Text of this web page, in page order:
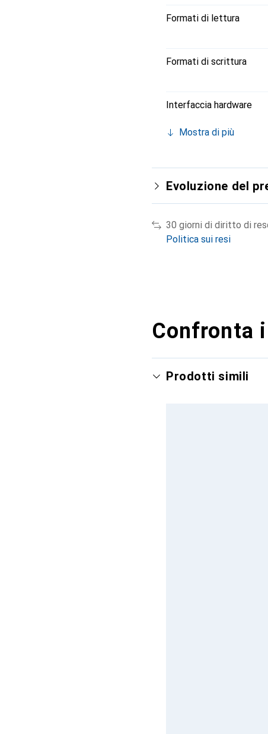
Formati di lettura
Formati di scrittura
Interfaccia hardware
Mostra di più
Evoluzione del
30 giorni di diritto di
Politica sui resi
Confronta
Prodotti simili